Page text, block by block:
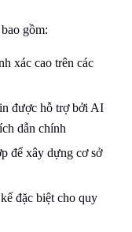
gồm:
xác cao trên các
được hỗ trợ bởi AI
dẫn chính
để xây dựng cơ sở
đặc biệt cho quy